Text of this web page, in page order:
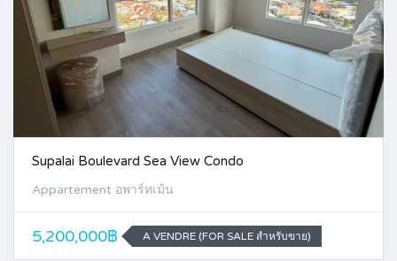
Supalai Boulevard Sea View Condo
Appartement อพาร์ทเม้น
5,200,000฿ A VENDRE (FOR SALE สำหรับขาย)